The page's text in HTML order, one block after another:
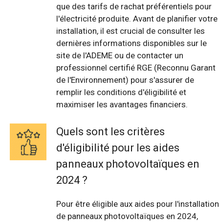
que des tarifs de rachat préférentiels pour
l'électricité produite. Avant de planifier votre
installation, il est crucial de consulter les
dernières informations disponibles sur le
site de l'ADEME ou de contacter un
professionnel certifié RGE (Reconnu Garant
de l'Environnement) pour s'assurer de
remplir les conditions d'éligibilité et
maximiser les avantages financiers.
Quels sont les critères
d'éligibilité pour les aides
panneaux photovoltaïques en
2024 ?
Pour être éligible aux aides pour l'installation
de panneaux photovoltaïques en 2024,